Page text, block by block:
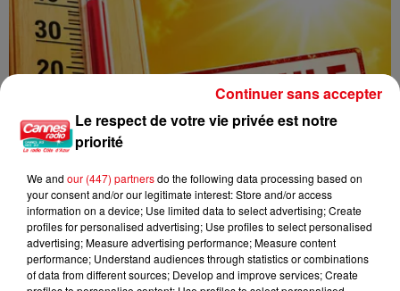
CANICULE : 12 DÉPARTEMENTS EN VIGILANCE ORANGE CE WEEK-END
Le respect de votre vie privée est notre
priorité
We and our (447) partnersdo the following data processing based on
your consent and/or our legitimate interest: Store and/or access
information on a device; Use limited data to select advertising; Create
profiles for personalised advertising; Use profiles to select personalised
advertising; Measure advertising performance; Measure content
performance; Understand audiences through statistics or combinations
of data from different sources; Develop and improve services; Create
Continuer sans accepter